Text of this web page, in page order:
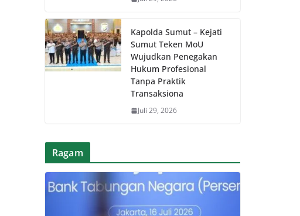
Kapolda Sumut – Kejati
Sumut Teken MoU
Wujudkan Penegakan
Hukum Profesional
Tanpa Praktik
Transaksiona
Juli 29, 2026
Ragam